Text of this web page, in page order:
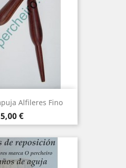
Alfileres Fino
Precio
5,00 €